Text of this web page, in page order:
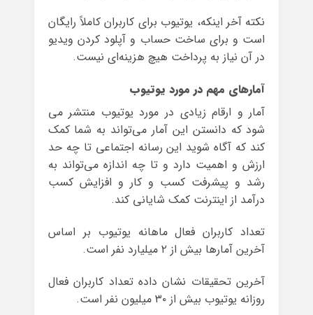
نکته آخر اینکه، یوتیوب برای کاربران کاملاً رایگان
است و برای ساخت حساب و آپلود کردن ویدیو
در آن نیاز به پرداخت هیچ هزینه‌ای نیست.
آمارهای مهم در مورد یوتیوب
آمار و ارقام زیادی در مورد یوتیوب منتشر می
شود که دانستن این آمار می‌تواند به شما کمک
کند که آگاه شوید این رسانه اجتماعی تا چه حد
ارزش و اهمیت دارد و تا چه اندازه می‌تواند به
رشد و پیشرفت کسب و کار و افزایش کسب
درآمد از اینترنت کمک شایانی کند.
تعداد کاربران فعال ماهانه یوتیوب بر اساس
آخرین آمارها بیش از ۲ میلیارد نفر است.
آخرین تحقیقات نشان داده تعداد کاربران فعال
روزانه یوتیوب بیش از ۳۰ میلیون نفر است.